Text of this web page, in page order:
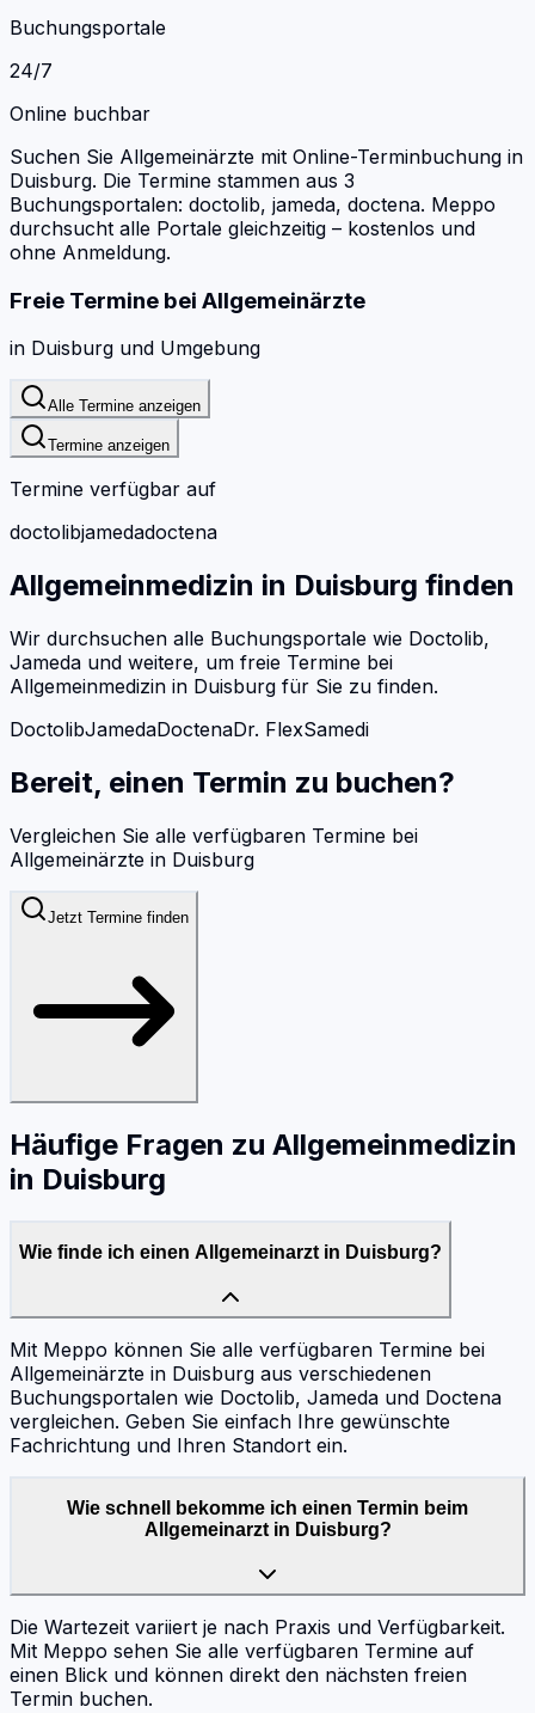
Buchungsportale
24/7
Online buchbar
Suchen Sie Allgemeinärzte mit Online-Terminbuchung in
Duisburg. Die Termine stammen aus 3
Buchungsportalen: doctolib, jameda, doctena. Meppo
durchsucht alle Portale gleichzeitig – kostenlos und
ohne Anmeldung.
Freie Termine bei Allgemeinärzte
in Duisburg und Umgebung
Alle Termine anzeigen
Termine anzeigen
Termine verfügbar auf
doctolibjamedadoctena
Allgemeinmedizin in Duisburg finden
Wir durchsuchen alle Buchungsportale wie Doctolib,
Jameda und weitere, um freie Termine bei
Allgemeinmedizin in Duisburg für Sie zu finden.
DoctolibJamedaDoctenaDr. FlexSamedi
Bereit, einen Termin zu buchen?
Vergleichen Sie alle verfügbaren Termine bei
Allgemeinärzte in Duisburg
Jetzt Termine finden
Häufige Fragen zu Allgemeinmedizin
in Duisburg
Wie finde ich einen Allgemeinarzt in Duisburg?
Mit Meppo können Sie alle verfügbaren Termine bei
Allgemeinärzte in Duisburg aus verschiedenen
Buchungsportalen wie Doctolib, Jameda und Doctena
vergleichen. Geben Sie einfach Ihre gewünschte
Fachrichtung und Ihren Standort ein.
Wie schnell bekomme ich einen Termin beim
Allgemeinarzt in Duisburg?
Die Wartezeit variiert je nach Praxis und Verfügbarkeit.
Mit Meppo sehen Sie alle verfügbaren Termine auf
einen Blick und können direkt den nächsten freien
Termin buchen.